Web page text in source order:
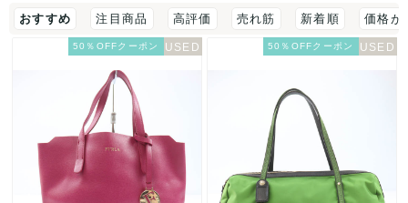
おすすめ 注目商品 高評価 売れ筋 新着順 価格が
50％OFFクーポン 50％OFFクーポン